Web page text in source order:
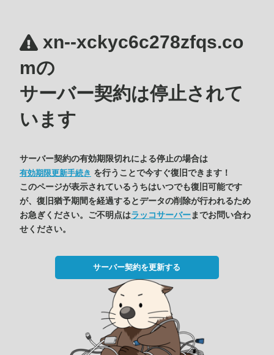
xn--xckyc6c278zfqs.co
mの
サーバー契約は停止されて
います
サーバー契約の有効期限切れによる停止の場合は
有効期限更新手続き を行うことで今すぐ復旧できます！
このページが表示されているうちはいつでも復旧可能です
が、復旧猶予期間を経過するとデータの削除が行われるため
お急ぎください。ご不明点はラッコサーバーまでお問い合わ
せください。
サーバー契約を更新する